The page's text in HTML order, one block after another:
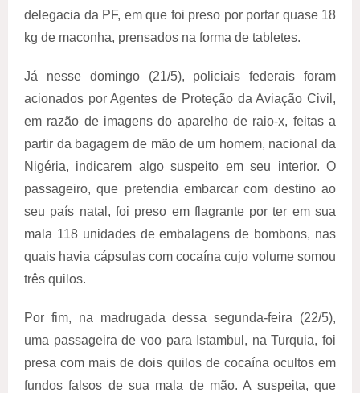
delegacia da PF, em que foi preso por portar quase 18
kg de maconha, prensados na forma de tabletes.
Já nesse domingo (21/5), policiais federais foram
acionados por Agentes de Proteção da Aviação Civil,
em razão de imagens do aparelho de raio-x, feitas a
partir da bagagem de mão de um homem, nacional da
Nigéria, indicarem algo suspeito em seu interior. O
passageiro, que pretendia embarcar com destino ao
seu país natal, foi preso em flagrante por ter em sua
mala 118 unidades de embalagens de bombons, nas
quais havia cápsulas com cocaína cujo volume somou
três quilos.
Por fim, na madrugada dessa segunda-feira (22/5),
uma passageira de voo para Istambul, na Turquia, foi
presa com mais de dois quilos de cocaína ocultos em
fundos falsos de sua mala de mão. A suspeita, que